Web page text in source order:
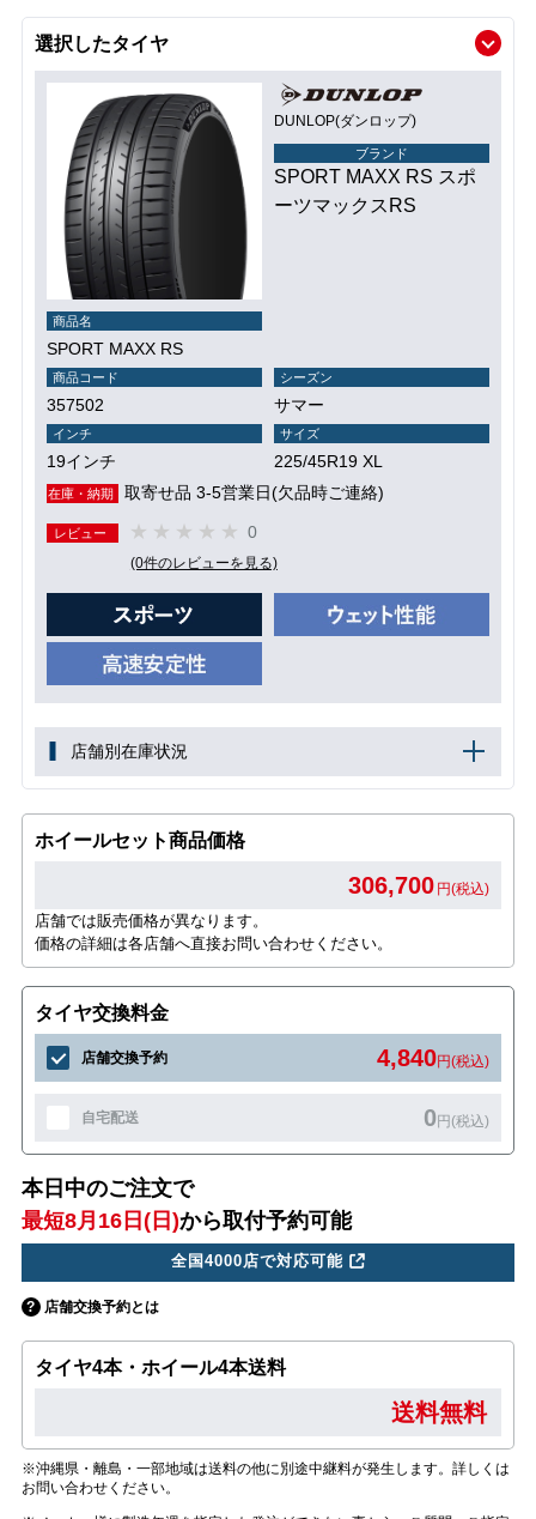
選択したタイヤ
DUNLOP(ダンロップ)
ブランド
SPORT MAXX RS スポ
ーツマックスRS
商品名
SPORT MAXX RS
商品コード
357502
シーズン
サマー
インチ
19インチ
サイズ
225/45R19 XL
在庫・納期 取寄せ品 3-5営業日(欠品時ご連絡)
レビュー 0
(0件のレビューを見る)
店舗別在庫状況
ホイールセット商品価格
306,700 円(税込)
店舗では販売価格が異なります。
価格の詳細は各店舗へ直接お問い合わせください。
タイヤ交換料金
店舗交換予約 4,840円(税込)
自宅配送 0円(税込)
本日中のご注文で
最短8月16日(日)から取付予約可能
全国4000店で対応可能
店舗交換予約とは
タイヤ4本・ホイール4本送料
送料無料
※沖縄県・離島・一部地域は送料の他に別途中継料が発生します。詳しくは
お問い合わせください。